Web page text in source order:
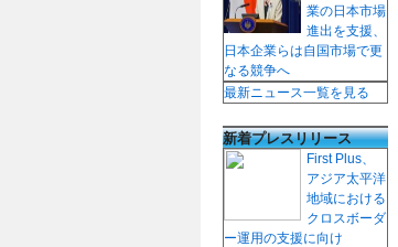
業の日本市場
進出を支援、
日本企業らは自国市場で更
なる競争へ
最新ニュース一覧を見る
新着プレスリリース
First Plus、
アジア太平洋
地域における
クロスボーダ
ー運用の支援に向け